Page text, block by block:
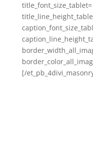
title_font_size_tablet=
[/